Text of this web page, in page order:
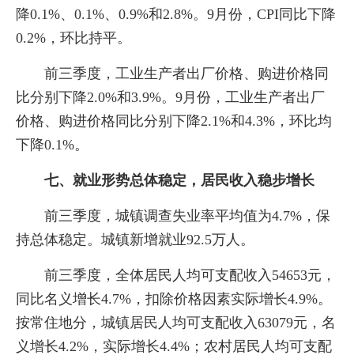
降0.1%、0.1%、0.9%和2.8%。9月份，CPI同比下降
0.2%，环比持平。
前三季度，工业生产者出厂价格、购进价格同
比分别下降2.0%和3.9%。9月份，工业生产者出厂
价格、购进价格同比分别下降2.1%和4.3%，环比均
下降0.1%。
七、就业形势总体稳定，居民收入稳步增长
前三季度，城镇调查失业率平均值为4.7%，保
持总体稳定。城镇新增就业92.5万人。
前三季度，全体居民人均可支配收入54653元，
同比名义增长4.7%，扣除价格因素实际增长4.9%。
按常住地分，城镇居民人均可支配收入63079元，名
义增长4.2%，实际增长4.4%；农村居民人均可支配